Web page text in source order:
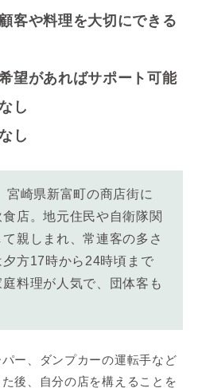
客や料理を大切にできる
望があればサポート可能
し
し
宮崎県新富町の商店街に
店。地元住民や自衛隊関
親しまれ、常連客の多さ
方17時から24時頃まで
料理が人気で、団体客も
ー、ダンプカーの運転手など
後、自分の店を構えることを